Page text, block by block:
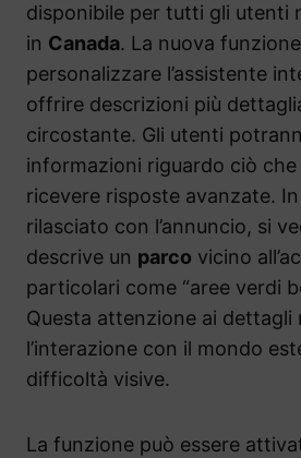
disponibile per tutti gli utenti
in Canada. La nuova
personalizzare l’assistente
offrire descrizioni più
circostante. Gli utenti
informazioni riguardo ciò
ricevere risposte avanzate.
rilasciato con l’annuncio, si
descrive un parco vicino
particolari come “aree verdi
Questa attenzione ai dettagli
l’interazione con il mondo
difficoltà visive.
La funzione può essere